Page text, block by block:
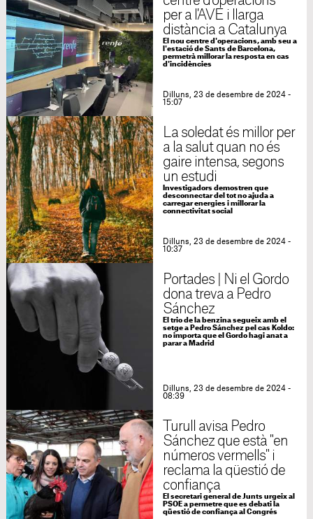
per a l'AVE i llarga
distància a Catalunya
El nou centre d'operacions, amb seu a
l'estació de Sants de Barcelona,
permetrà millorar la resposta en cas
d'incidències
Dilluns, 23 de desembre de 2024 -
15:07
La soledat és millor per
a la salut quan no és
gaire intensa, segons
un estudi
Investigadors demostren que
desconnectar del tot no ajuda a
carregar energies i millorar la
connectivitat social
Dilluns, 23 de desembre de 2024 -
10:37
Portades | Ni el Gordo
dona treva a Pedro
Sánchez
El trio de la benzina segueix amb el
setge a Pedro Sánchez pel cas Koldo:
no importa que el Gordo hagi anat a
parar a Madrid
Dilluns, 23 de desembre de 2024 -
08:39
Turull avisa Pedro
Sánchez que està "en
números vermells" i
reclama la qüestió de
confiança
El secretari general de Junts urgeix al
PSOE a permetre que es debati la
qüestió de confiança al Congrés